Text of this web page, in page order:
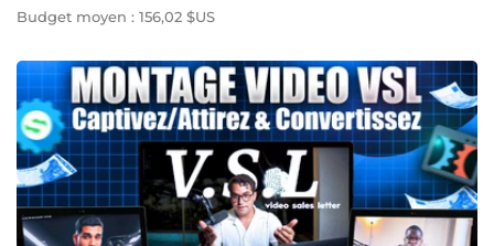
Budget moyen : 156,02 $US